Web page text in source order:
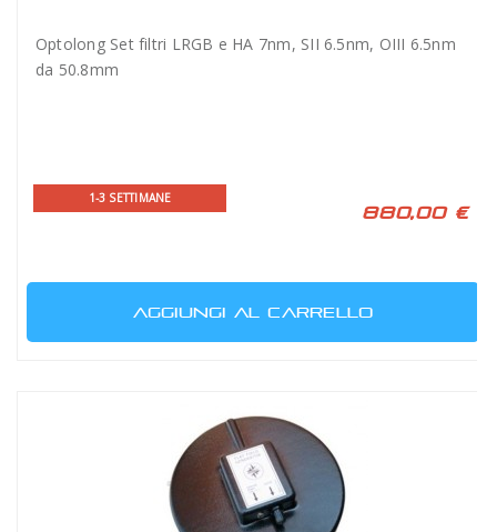
Optolong Set filtri LRGB e HA 7nm, SII 6.5nm, OIII 6.5nm
da 50.8mm
1-3 SETTIMANE
880,00 €
AGGIUNGI AL CARRELLO